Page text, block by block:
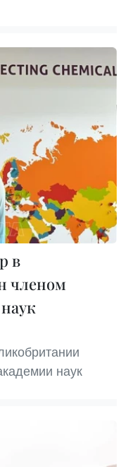
в
членом
наук